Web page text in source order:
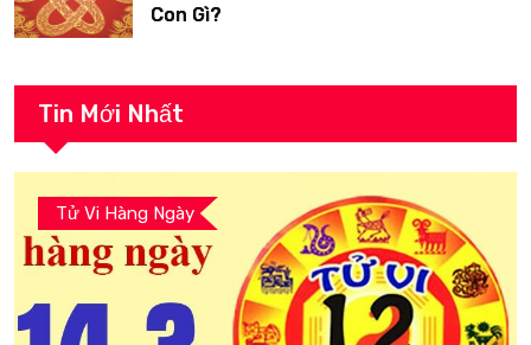
Con Gì?
Tin Mới Nhất
Tử Vi Hàng Ngày